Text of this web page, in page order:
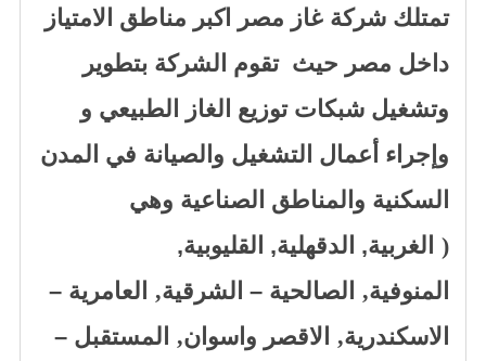
تمتلك شركة غاز مصر اكبر مناطق الامتياز
داخل مصر حيث تقوم الشركة بتطوير
وتشغيل شبكات توزيع الغاز الطبيعي و
وإجراء أعمال التشغيل والصيانة في المدن
السكنية والمناطق الصناعية وهي
( الغربية, الدقهلية, القليوبية,
المنوفية, الصالحية – الشرقية, العامرية –
الاسكندرية, الاقصر واسوان, المستقبل –